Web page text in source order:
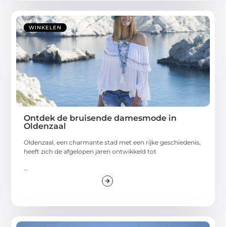
WINKELEN
Ontdek de bruisende damesmode in
Oldenzaal
Oldenzaal, een charmante stad met een rijke geschiedenis,
heeft zich de afgelopen jaren ontwikkeld tot